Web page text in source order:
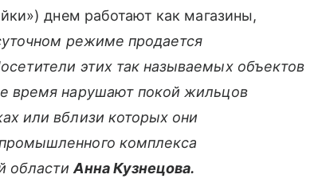
днем работают как магазины,
режиме продается
этих так называемых объектов
время нарушают покой жильцов
или вблизи которых они
комплекса
областиАнна Кузнецова.